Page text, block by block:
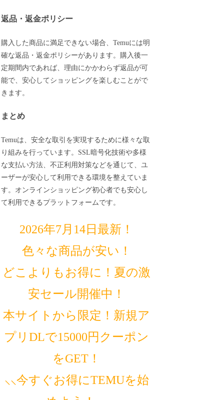
返品・返金ポリシー
購入した商品に満足できない場合、Temuには明
確な返品・返金ポリシーがあります。購入後一
定期間内であれば、理由にかかわらず返品が可
能で、安心してショッピングを楽しむことがで
きます。
まとめ
Temuは、安全な取引を実現するために様々な取
り組みを行っています。SSL暗号化技術や多様
な支払い方法、不正利用対策などを通じて、ユ
ーザーが安心して利用できる環境を整えていま
す。オンラインショッピング初心者でも安心し
て利用できるプラットフォームです。
2026年7月14日最新！
色々な商品が安い！
どこよりもお得に！夏の激
安セール開催中！
本サイトから限定！新規ア
プリDLで15000円クーポン
をGET！
⸜⸜今すぐお得にTEMUを始